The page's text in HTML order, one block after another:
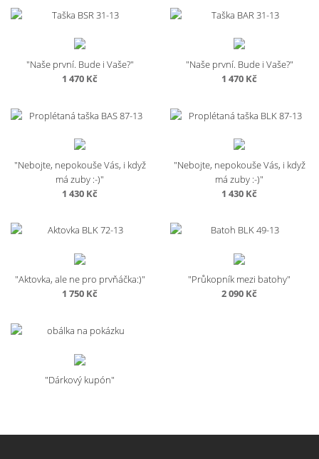
"Naše první. Bude i Vaše?"
1 470 Kč
"Naše první. Bude i Vaše?"
1 470 Kč
"Nebojte, nepokouše Vás, i když
má zuby :-)"
1 430 Kč
"Nebojte, nepokouše Vás, i když
má zuby :-)"
1 430 Kč
"Aktovka, ale ne pro prvňáčka:)"
1 750 Kč
"Průkopník mezi batohy"
2 090 Kč
"Dárkový kupón"